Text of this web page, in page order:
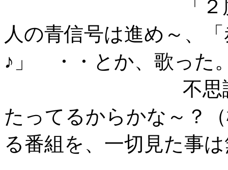
「２度手間・
人の青信号は進め～、
♪」 ・・とか、歌った
不思議と腹が
たってるからかな～？
る番組を、一切見た事